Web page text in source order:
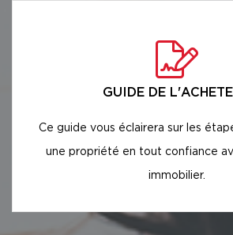
GUIDE DE
Ce guide vous éclairera sur les
une propriété en tout confiance
immobilier.